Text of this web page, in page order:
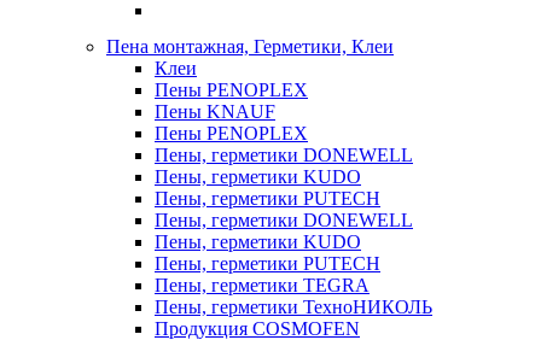
Пена монтажная, Герметики, Клеи
Клеи
Пены PENOPLEX
Пены KNAUF
Пены PENOPLEX
Пены, герметики DONEWELL
Пены, герметики KUDO
Пены, герметики PUTECH
Пены, герметики DONEWELL
Пены, герметики KUDO
Пены, герметики PUTECH
Пены, герметики TEGRA
Пены, герметики ТехноНИКОЛЬ
Продукция COSMOFEN